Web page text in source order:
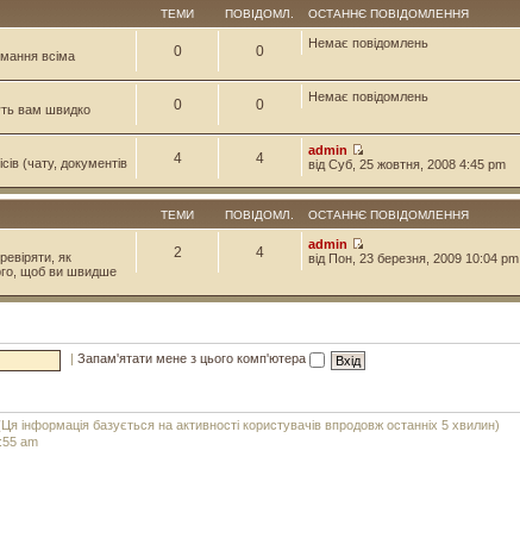
ТЕМИ ПОВІДОМЛ. ОСТАННЄ ПОВІДОМЛЕННЯ
всіма
0 0 Немає повідомлень
вам швидко
0 0 Немає повідомлень
(чату, документів
4 4
admin
від Суб, 25 жовтня, 2008 4:45 pm
ТЕМИ ПОВІДОМЛ. ОСТАННЄ ПОВІДОМЛЕННЯ
як
щоб ви швидше
2 4
admin
від Пон, 23 березня, 2009 10:04 pm
|Запам'ятати мене з цього комп'ютера
інформація базується на активності користувачів впродовж останніх 5 хвилин)
am